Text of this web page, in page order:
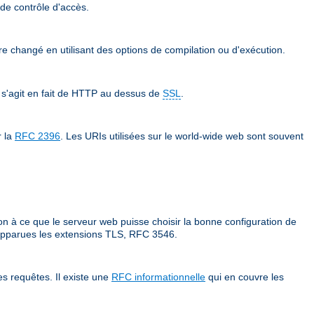
contrôle d'accès.
changé en utilisant des options de compilation ou d'exécution.
en fait de HTTP au dessus de SSL
la RFC 2396 . Les URIs utilisées sur le world-wide web sont souvent
à ce que le serveur web puisse choisir la bonne configuration de
les extensions TLS, RFC 3546.
requêtes. Il existe une RFC informationnelle qui en couvre les